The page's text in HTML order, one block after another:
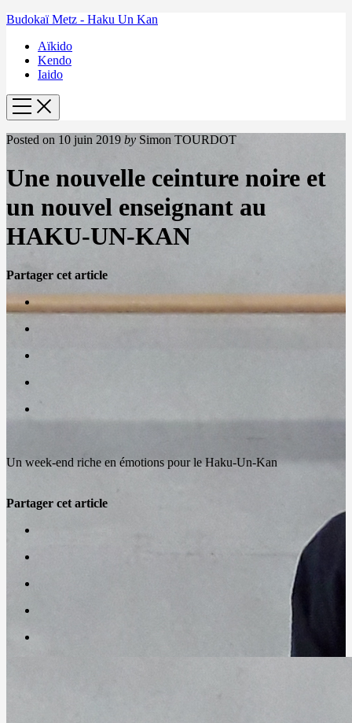
Budokaï Metz - Haku Un Kan
Aïkido
Kendo
Iaido
Posted on 10 juin 2019 by Simon TOURDOT
Une nouvelle ceinture noire et
un nouvel enseignant au
HAKU-UN-KAN
Partager cet article
Un week-end riche en émotions pour le Haku-Un-Kan
Partager cet article